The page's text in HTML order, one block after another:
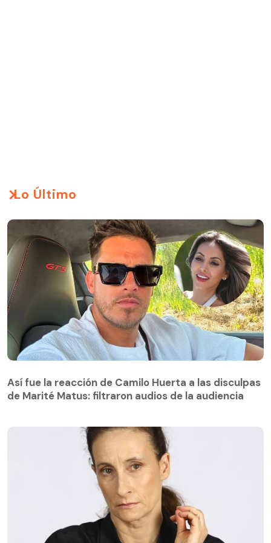
Lo Último
Así fue la reacción de Camilo Huerta a las disculpas
de Marité Matus: filtraron audios de la audiencia